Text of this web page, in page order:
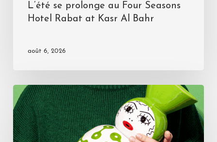
L’été se prolonge au Four Seasons
Hotel Rabat at Kasr Al Bahr
août 6, 2026